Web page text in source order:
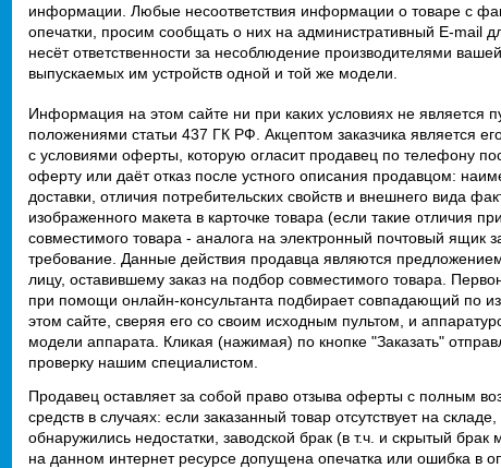
информации. Любые несоответствия информации о товаре с
опечатки, просим сообщать о них на административный E-mail
несёт ответственности за несоблюдение производителями
выпускаемых им устройств одной и той же модели.
Информация на этом сайте ни при каких условиях не является
положениями статьи 437 ГК РФ. Акцептом заказчика является
с условиями оферты, которую огласит продавец по телефону
оферту или даёт отказ после устного описания продавцом:
доставки, отличия потребительских свойств и внешнего вида
изображенного макета в карточке товара (если такие отличия
совместимого товара - аналога на электронный почтовый ящик
требование. Данные действия продавца являются
лицу, оставившему заказ на подбор совместимого товара.
при помощи онлайн-консультанта подбирает совпадающий по
этом сайте, сверяя его со своим исходным пультом, и
модели аппарата. Кликая (нажимая) по кнопке "Заказать"
проверку нашим специалистом.
Продавец оставляет за собой право отзыва оферты с полным
средств в случаях: если заказанный товар отсутствует на
обнаружились недостатки, заводской брак (в т.ч. и скрытый
на данном интернет ресурсе допущена опечатка или ошибка в